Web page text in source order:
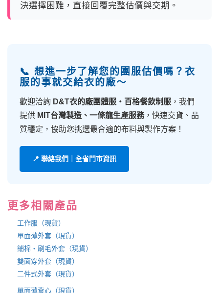
決選擇困難，直接回覆完整估價與交期。
📞 想進一步了解您的團服估價嗎？衣
服的事就交給衣的廠～
歡迎洽詢 D&T衣的廠團體服・百格餐飲制服 ，我們
提供 MIT台灣製造、一條龍生產服務，快速交貨、品
質穩定，協助您挑選最合適的布料與製作方案！
📍 聯絡我們｜全省門市資訊
更多相關產品
工作服（現貨）
單面薄外套（現貨）
鋪棉・刷毛外套（現貨）
雙面穿外套（現貨）
二件式外套（現貨）
單面薄背心（現貨）